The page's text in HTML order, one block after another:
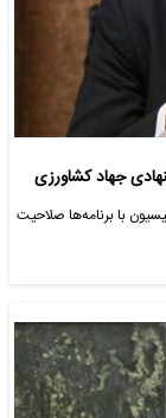
با برنامه‌ها صلاحیت